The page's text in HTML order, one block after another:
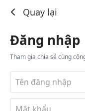
Quay lại
Đăng nhập
Tham gia chia sẻ cùng